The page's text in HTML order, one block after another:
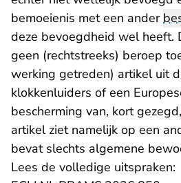
bemoeienis met een ander
deze bevoegdheid wel heeft.
geen (rechtstreeks) beroep
werking getreden) artikel uit
klokkenluiders of een
bescherming van, kort
artikel ziet namelijk op een
bevat slechts algemene
Lees de volledige uitspraken: